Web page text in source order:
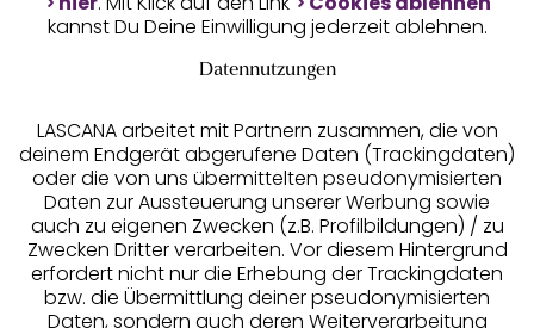
Services
kannst Du Deine Einwilligung jederzeit ablehnen.
Datennutzungen
LASCANA arbeitet mit Partnern zusammen, die von
deinem Endgerät abgerufene Daten (Trackingdaten)
oder die von uns übermittelten pseudonymisierten
Daten zur Aussteuerung unserer Werbung sowie
auch zu eigenen Zwecken (z.B. Profilbildungen) / zu
Zwecken Dritter verarbeiten. Vor diesem Hintergrund
erfordert nicht nur die Erhebung der Trackingdaten
bzw. die Übermittlung deiner pseudonymisierten
Daten, sondern auch deren Weiterverarbeitung